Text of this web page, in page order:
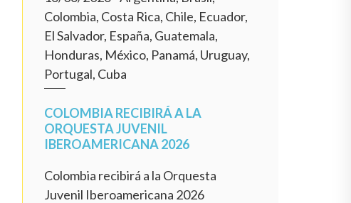
Colombia, Costa Rica, Chile, Ecuador,
El Salvador, España, Guatemala,
Honduras, México, Panamá, Uruguay,
Portugal, Cuba
COLOMBIA RECIBIRÁ A LA
ORQUESTA JUVENIL
IBEROAMERICANA 2026
Colombia recibirá a la Orquesta
Juvenil Iberoamericana 2026